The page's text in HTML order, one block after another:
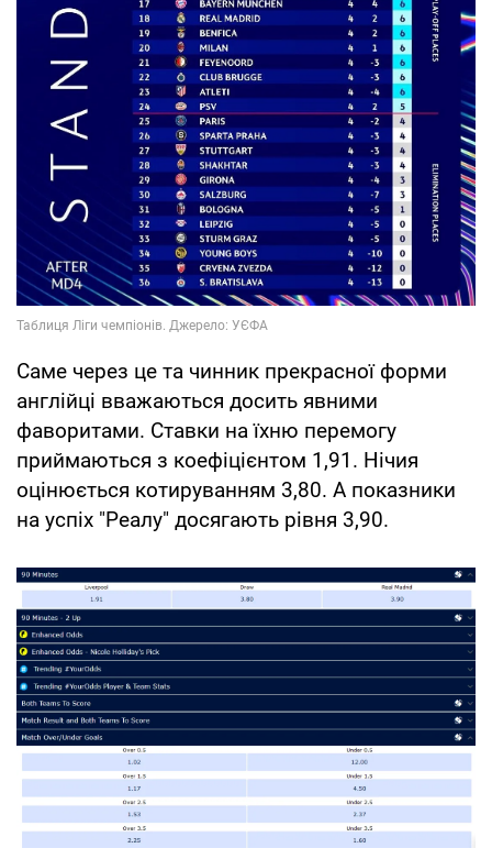
Саме через це та чинник прекрасної форми
англійці вважаються досить явними
фаворитами. Ставки на їхню перемогу
приймаються з коефіцієнтом 1,91. Нічия
оцінюється котируванням 3,80. А показники
на успіх "Реалу" досягають рівня 3,90.